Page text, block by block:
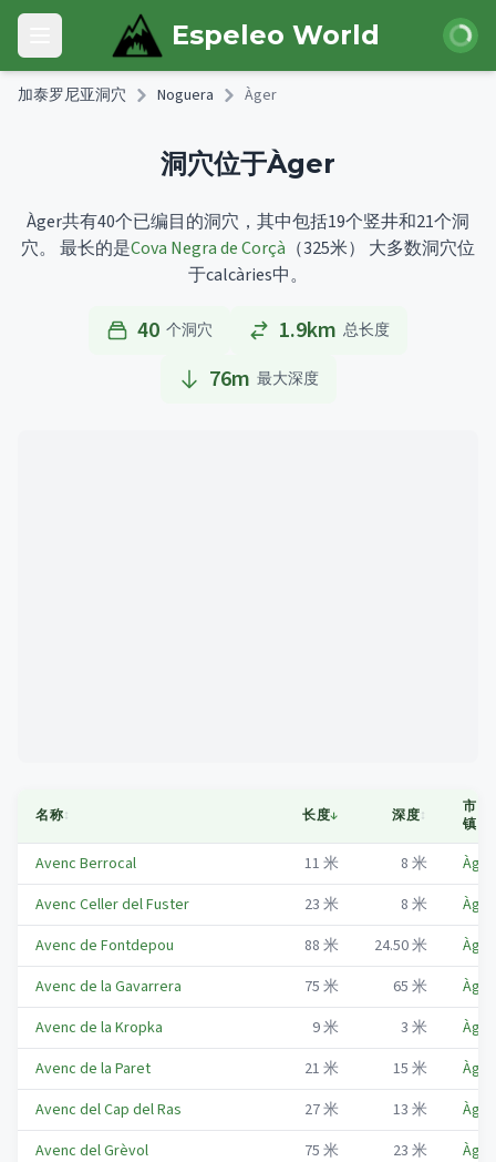
Skip to main content
Open main menu Espeleo World 登录
加泰罗尼亚洞穴 Noguera Àger
洞穴位于Àger
Àger共有40个已编目的洞穴，其中包括19个竖井和21个洞
穴。
最长的是Cova Negra de Corçà （325米）
大多数洞穴位
于calcàries中。
40 个洞穴 1.9km 总长度
76m 最大深度
名称↕ 长度↓ 深度↕
市
镇
Avenc Berrocal 11 米 8 米
Àger
Avenc Celler del Fuster
23 米 8 米
Àger
Avenc de Fontdepou
88 米 24.50米
Àger
Avenc de la Gavarrera
75 米 65 米
Àger
Avenc de la Kropka
9米 3 米
Àger
Avenc de la Paret
21 米 15 米
Àger
Avenc del Cap del Ras
27米 13 米
Àger
Avenc del Grèvol
75 米 23 米
Àger